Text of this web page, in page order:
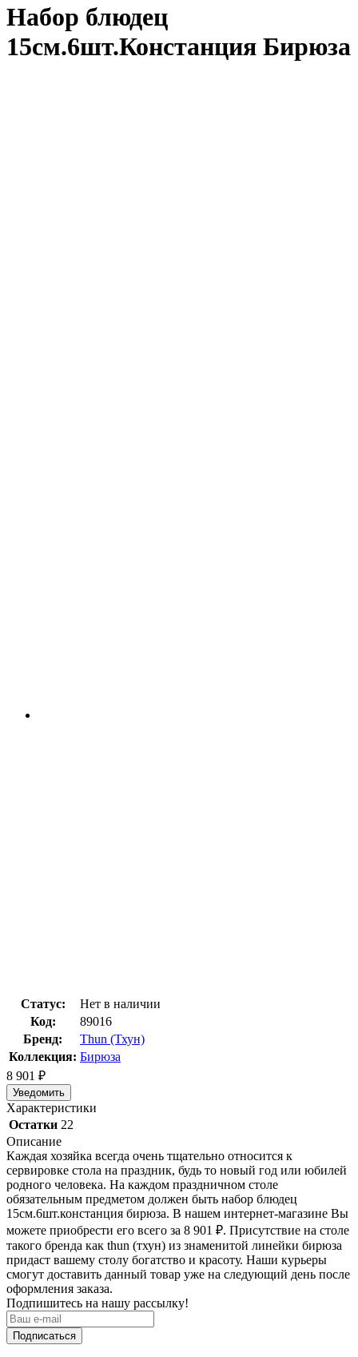
Набор блюдец
15см.6шт.Констанция Бирюза
Статус:
Нет в наличии
Код:
89016
Бренд:
Thun (Тхун)
Коллекция: Бирюза
8 901 ₽
Уведомить
Характеристики
Остатки 22
Описание
Каждая хозяйка всегда очень тщательно относится к
сервировке стола на праздник, будь то новый год или юбилей
родного человека. На каждом праздничном столе
обязательным предметом должен быть набор блюдец
15см.6шт.констанция бирюза. В нашем интернет-магазине Вы
можете приобрести его всего за 8 901 ₽. Присутствие на столе
такого бренда как thun (тхун) из знаменитой линейки бирюза
придаст вашему столу богатство и красоту. Наши курьеры
смогут доставить данный товар уже на следующий день после
оформления заказа.
Подпишитесь на нашу рассылку!
Подписаться